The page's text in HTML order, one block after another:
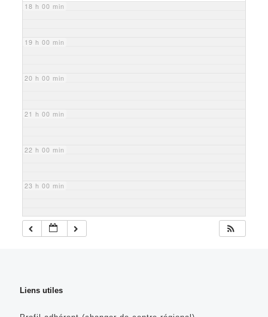
18 h 00 min
19 h 00 min
20 h 00 min
21 h 00 min
22 h 00 min
23 h 00 min
Liens utiles